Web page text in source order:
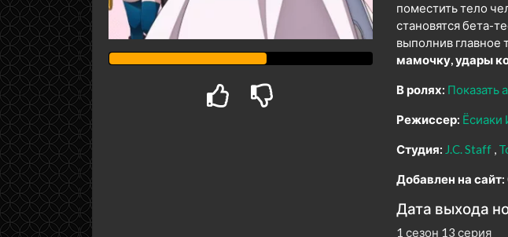
поместить тело
становятся бета-
выполнив главное
мамочку, удары
В ролях: Показать
Режиссер: Ёсиаки
Студия: J.C. Staff
Добавлен на сайт:
Дата выхода
1 сезон 13 серия